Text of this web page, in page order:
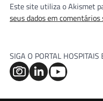
Este site utiliza o Akismet
seus dados em comentários
SIGA O PORTAL HOSPITAIS